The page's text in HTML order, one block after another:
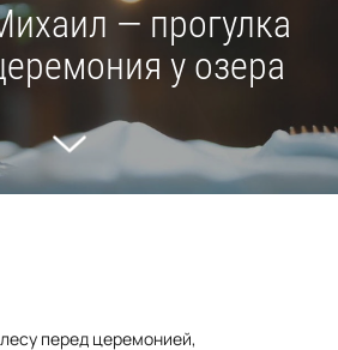
— прогулка
у озера
перед церемонией,